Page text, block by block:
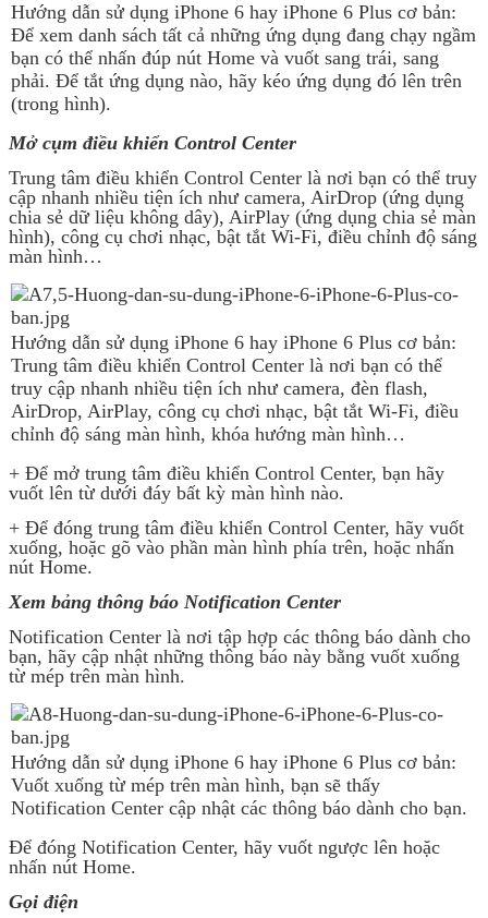
Hướng dẫn sử dụng iPhone 6 hay iPhone 6 Plus cơ bản:
Để xem danh sách tất cả những ứng dụng đang chạy ngầm
bạn có thể nhấn đúp nút Home và vuốt sang trái, sang
phải. Để tắt ứng dụng nào, hãy kéo ứng dụng đó lên trên
(trong hình).
Mở cụm điều khiển Control Center
Trung tâm điều khiển Control Center là nơi bạn có thể truy
cập nhanh nhiều tiện ích như camera, AirDrop (ứng dụng
chia sẻ dữ liệu không dây), AirPlay (ứng dụng chia sẻ màn
hình), công cụ chơi nhạc, bật tắt Wi-Fi, điều chỉnh độ sáng
màn hình…
Hướng dẫn sử dụng iPhone 6 hay iPhone 6 Plus cơ bản:
Trung tâm điều khiển Control Center là nơi bạn có thể
truy cập nhanh nhiều tiện ích như camera, đèn flash,
AirDrop, AirPlay, công cụ chơi nhạc, bật tắt Wi-Fi, điều
chỉnh độ sáng màn hình, khóa hướng màn hình…
+ Để mở trung tâm điều khiển Control Center, bạn hãy
vuốt lên từ dưới đáy bất kỳ màn hình nào.
+ Để đóng trung tâm điều khiển Control Center, hãy vuốt
xuống, hoặc gõ vào phần màn hình phía trên, hoặc nhấn
nút Home.
Xem bảng thông báo Notification Center
Notification Center là nơi tập hợp các thông báo dành cho
bạn, hãy cập nhật những thông báo này bằng vuốt xuống
từ mép trên màn hình.
Hướng dẫn sử dụng iPhone 6 hay iPhone 6 Plus cơ bản:
Vuốt xuống từ mép trên màn hình, bạn sẽ thấy
Notification Center cập nhật các thông báo dành cho bạn.
Để đóng Notification Center, hãy vuốt ngược lên hoặc
nhấn nút Home.
Gọi điện